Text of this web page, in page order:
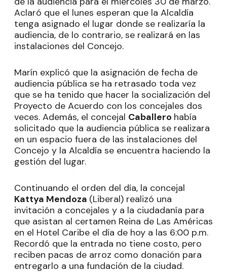
Aclaró que el lunes esperan que la Alcaldía
tenga asignado el lugar donde se realizaría la
audiencia, de lo contrario, se realizará en las
instalaciones del Concejo.
Marín explicó que la asignación de fecha de
audiencia pública se ha retrasado toda vez
que se ha tenido que hacer la socialización del
Proyecto de Acuerdo con los concejales dos
veces. Además, el concejal Caballero había
solicitado que la audiencia pública se realizara
en un espacio fuera de las instalaciones del
Concejo y la Alcaldía se encuentra haciendo la
gestión del lugar.
Continuando el orden del día, la concejal
Kattya Mendoza (Liberal) realizó una
invitación a concejales y a la ciudadanía para
que asistan al certamen Reina de Las Américas
en el Hotel Caribe el día de hoy a las 6:00 p.m.
Recordó que la entrada no tiene costo, pero
reciben pacas de arroz como donación para
entregarlo a una fundación de la ciudad.